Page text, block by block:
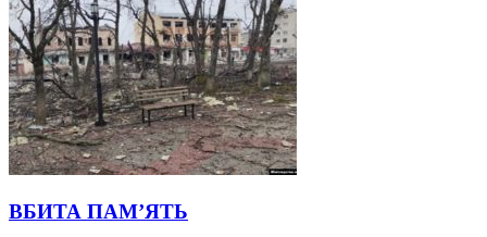
ВБИТА ПАМ’ЯТЬ